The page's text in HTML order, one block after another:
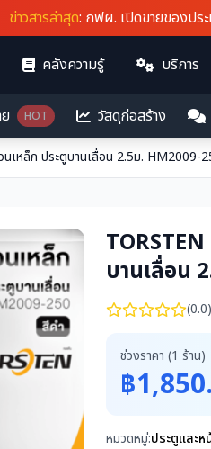
วสารล่าสุด: กฟผ. เปิดขายของประมูล
คลังความรู้ บริการ
HOT วัสดุก่อสร้าง
นเหล็ก ประตูบานเลื่อน 2.5ม. HM2009-
บานเลื่อน
(0.0)
ช่วงราคา (1 ร้าน)
฿
หมวดหมู่:ประตูและห